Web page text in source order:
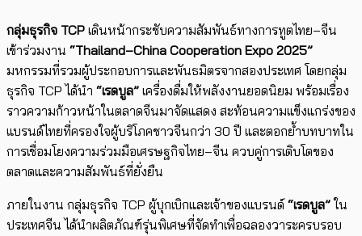
กลุ่มธุรกิจ TCP เดินหน้ากระชับความสัมพันธ์ทางการทูตไทย–จีน
เข้าร่วมงาน “Thailand–China Cooperation Expo 2025”
มหกรรมที่รวมผู้ประกอบการและพันธมิตรจากสองประเทศ โดยกลุ่ม
ธุรกิจ TCP ได้นำ “เรดบูล” เครื่องดื่มให้พลังงานยอดนิยม พร้อมเรื่อง
ราวความก้าวหน้าในตลาดจีนมาจัดแสดง สะท้อนความแข็งแกร่งของ
แบรนด์ไทยที่ครองใจผู้บริโภคชาวจีนกว่า 30 ปี และตอกย้ำบทบาทใน
การเชื่อมโยงความร่วมมือเศรษฐกิจไทย–จีน ควบคู่การเติบโตของ
ตลาดและความสัมพันธ์ที่ยั่งยืน
ภายในงาน กลุ่มธุรกิจ TCP ผู้บุกเบิกและเจ้าของแบรนด์ “เรดบูล”ใน
ประเทศจีน ได้นำผลิตภัณฑ์รุ่นพิเศษที่จัดทำเพื่อฉลองวาระครบรอบ